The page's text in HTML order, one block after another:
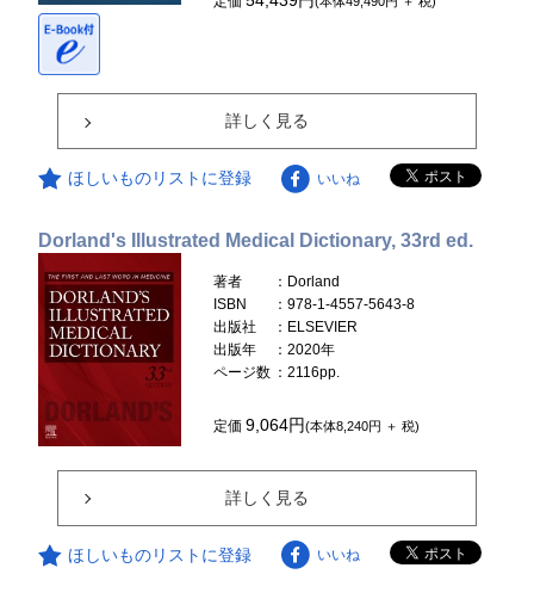
詳しく見る
ほしいものリストに登録 いいね
Dorland's Illustrated Medical Dictionary, 33rd ed.
著者
：Dorland
ISBN
：978-1-4557-5643-8
出版社
：ELSEVIER
出版年
：2020年
ページ数 ：2116pp.
定価9,064円(本体8,240円 ＋ 税)
詳しく見る
ほしいものリストに登録 いいね